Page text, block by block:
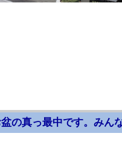
の真っ最中です。みん